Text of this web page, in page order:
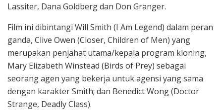
Lassiter, Dana Goldberg dan Don Granger.
Film ini dibintangi Will Smith (I Am Legend) dalam peran
ganda, Clive Owen (Closer, Children of Men) yang
merupakan penjahat utama/kepala program kloning,
Mary Elizabeth Winstead (Birds of Prey) sebagai
seorang agen yang bekerja untuk agensi yang sama
dengan karakter Smith; dan Benedict Wong (Doctor
Strange, Deadly Class).